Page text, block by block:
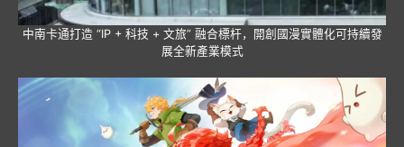
中南卡通打造 “IP + 科技 + 文旅” 融合標杆，開創國漫實體化可持續發
展全新產業模式